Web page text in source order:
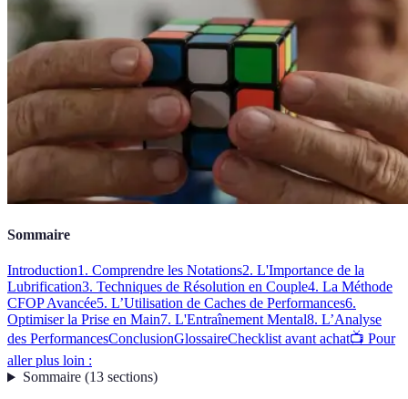
Sommaire
Introduction1. Comprendre les Notations2. L'Importance de la
Lubrification3. Techniques de Résolution en Couple4. La Méthode
CFOP Avancée5. L’Utilisation de Caches de Performances6.
Optimiser la Prise en Main7. L'Entraînement Mental8. L’Analyse
des PerformancesConclusionGlossaireChecklist avant achat📺 Pour
aller plus loin :
Sommaire(13 sections)